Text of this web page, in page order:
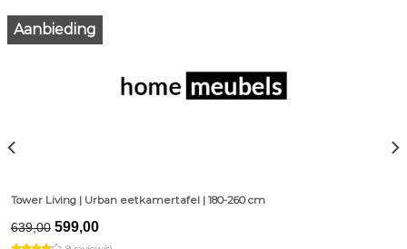
Aanbieding
Tower Living | Urban eetkamertafel | 180-260 cm
639,00 Original
price
599,00Current